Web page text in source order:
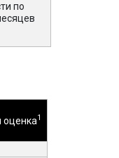
по
оценка1